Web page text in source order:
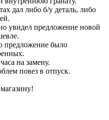
дал либо б/у деталь, либо
увидел предложение новой
предложение было
на замену.
повез в отпуск.